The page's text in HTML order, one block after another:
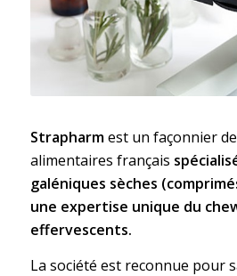
Strapharmest un façonnier
alimentaires français
galéniques sèches
une expertise unique du
effervescents.
La société est reconnue pour